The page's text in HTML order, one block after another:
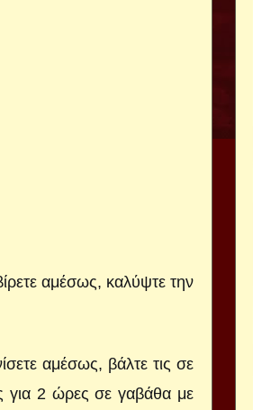
αμέσως, καλύψτε την
αμέσως, βάλτε τις σε
για 2 ώρες σε γαβάθα με